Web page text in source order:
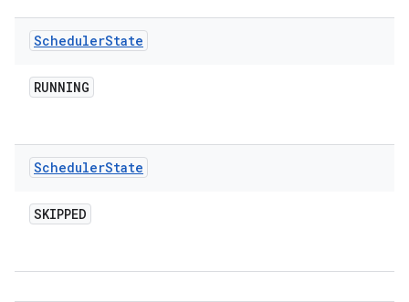
SchedulerState
RUNNING
SchedulerState
SKIPPED